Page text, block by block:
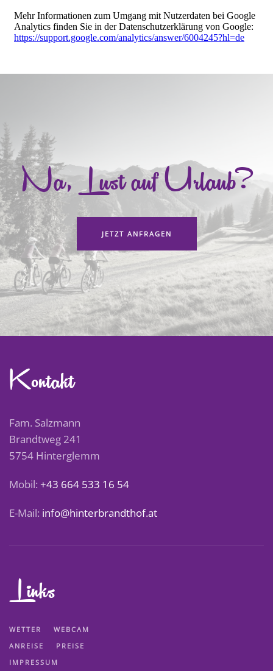
Na, Lust auf Urlaub?
JETZT ANFRAGEN
Kontakt
Fam. Salzmann
Brandtweg 241
5754 Hinterglemm
Mobil: +43 664 533 16 54
E-Mail: info@hinterbrandthof.at
Links
WETTER
WEBCAM
ANREISE
PREISE
IMPRESSUM